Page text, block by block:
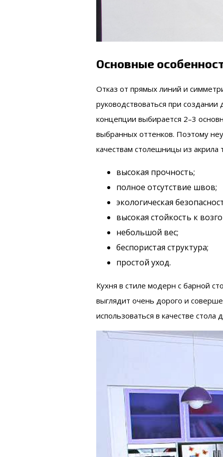
Основные
Отказ от прямых линий и
руководствоваться при
концепции выбирается 2–3
выбранных оттенков. Поэтому
качествам столешницы из акрила
высокая прочность;
полное отсутствие швов;
экологическая
высокая стойкость к
небольшой вес;
беспористая структура;
простой уход.
Кухня в стиле модерн с барной
выглядит очень дорого и
использоваться в качестве